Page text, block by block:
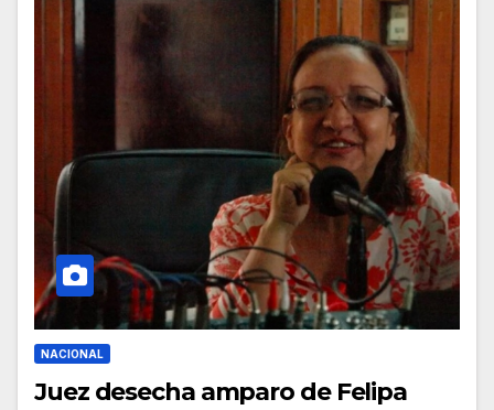
NACIONAL
Juez desecha amparo de Felipa